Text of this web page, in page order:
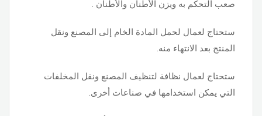
صعب التحكم به ويزن الأطنان والأطنان .
ستحتاج لعمال لحمل المادة الخام إلى المصنع ونقل
المنتج بعد الانتهاء منه.
ستحتاج لعمال نظافة لتنظيف المصنع ونقل المخلفات
التي يمكن استخدامها في صناعات أخرى.